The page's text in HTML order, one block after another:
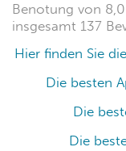
Benotung von
insgesamt 137
Hier finden Sie
Die besten
Die
Die